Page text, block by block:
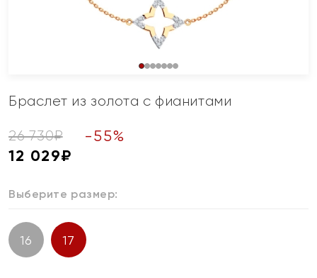
Браслет из золота с фианитами
26 730₽ -55%
12 029₽
Выберите размер:
16 17